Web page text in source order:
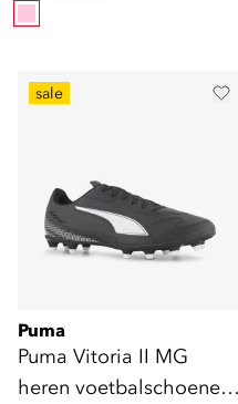
sale
Puma
Puma Vitoria II MG
heren voetbalschoenen